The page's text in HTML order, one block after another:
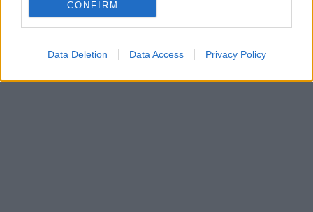
CONFIRM
Data Deletion Data Access Privacy Policy